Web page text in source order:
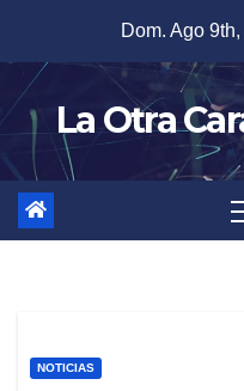
content
Dom. Ago
La Otra
NOTICIAS